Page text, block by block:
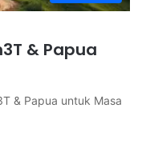
& Papua
& Papua untuk Masa